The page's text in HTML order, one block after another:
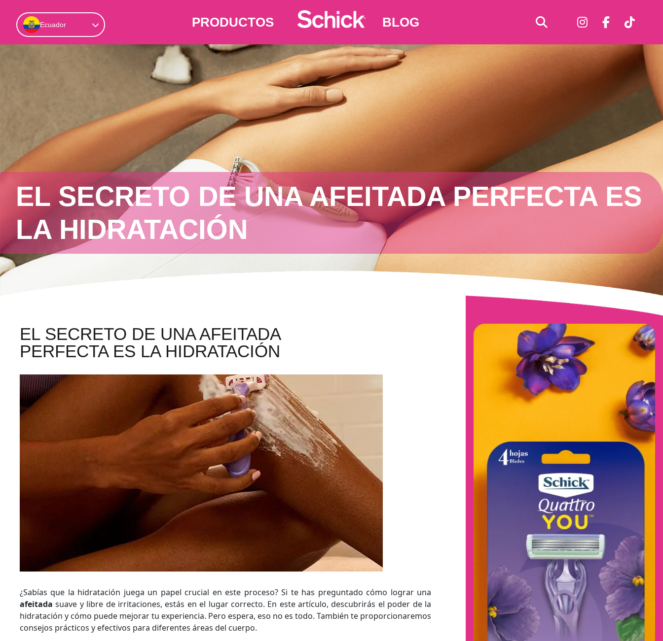
Ecuador PRODUCTOS BLOG
EL SECRETO DE UNA AFEITADA PERFECTA ES
LA HIDRATACIÓN
EL SECRETO DE UNA AFEITADA
PERFECTA ES LA HIDRATACIÓN
¿Sabías que la hidratación juega un papel crucial en este proceso? Si te has preguntado cómo lograr una
afeitadasuave y libre de irritaciones, estás en el lugar correcto. En este artículo, descubrirás el poder de la
hidratación y cómo puede mejorar tu experiencia. Pero espera, eso no es todo. También te proporcionaremos
consejos prácticos y efectivos para diferentes áreas del cuerpo.